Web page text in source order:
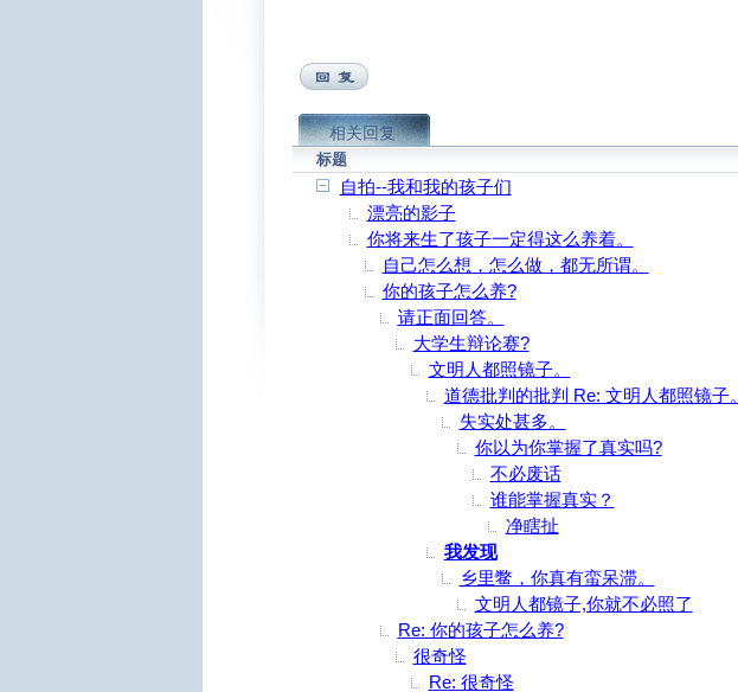
相关回复
标题
自拍--我和我的孩子们
漂亮的影子
你将来生了孩子一定得这么养着。
自己怎么想，怎么做，都无所谓。
你的孩子怎么养?
请正面回答。
大学生辩论赛?
文明人都照镜子。
道德批判的批判 Re: 文明人都照镜子。
失实处甚多。
你以为你掌握了真实吗?
不必废话
谁能掌握真实？
净瞎扯
我发现
乡里鳖，你真有蛮呆滞。
文明人都镜子,你就不必照了
Re: 你的孩子怎么养?
很奇怪
Re: 很奇怪